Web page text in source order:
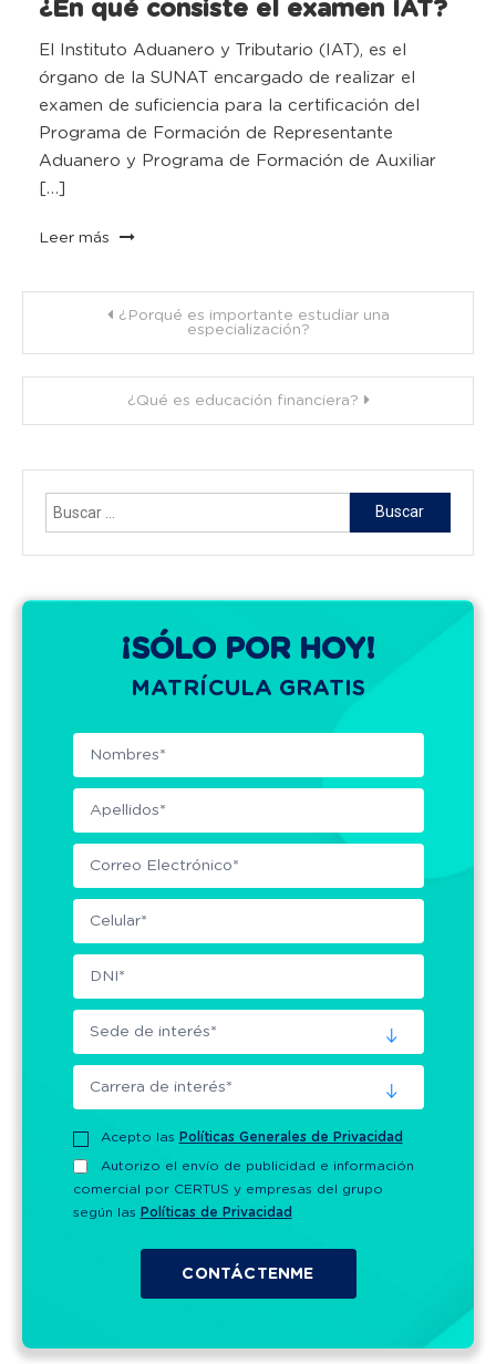
¿En qué consiste el examen IAT?
El Instituto Aduanero y Tributario (IAT), es el
órgano de la SUNAT encargado de realizar el
examen de suficiencia para la certificación del
Programa de Formación de Representante
Aduanero y Programa de Formación de Auxiliar
[…]
Leer más
Navegación
de
entradas
¿Porqué es importante estudiar una
especialización?
¿Qué es educación financiera?
Buscar:
¡SÓLO POR HOY!
MATRÍCULA GRATIS
Acepto las Políticas Generales de Privacidad
Autorizo el envío de publicidad e información
comercial por CERTUS y empresas del grupo
según las Políticas de Privacidad